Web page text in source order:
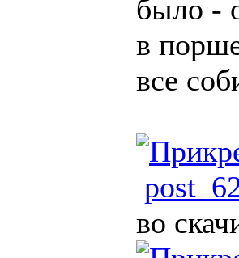
было -
в
все
во